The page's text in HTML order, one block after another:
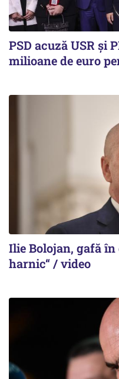
PSD acuză USR și
milioane de euro
Ilie Bolojan, gafă
harnic“ / video